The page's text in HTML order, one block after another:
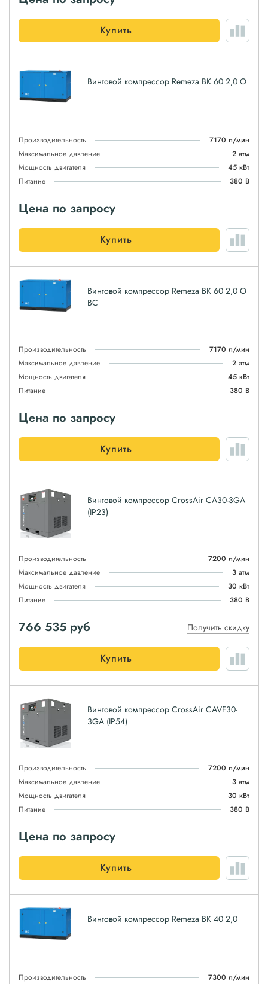
Купить
Винтовой компрессор Remeza ВК 60 2,0 О
Производительность
7170 л/мин
Максимальное давление
2 атм
Мощность двигателя
45 кВт
Питание
380 В
Цена по запросу
Купить
Винтовой компрессор Remeza ВК 60 2,0 О
ВС
Производительность
7170 л/мин
Максимальное давление
2 атм
Мощность двигателя
45 кВт
Питание
380 В
Цена по запросу
Купить
Винтовой компрессор CrossAir CA30-3GA
(IP23)
Производительность
7200 л/мин
Максимальное давление
3 атм
Мощность двигателя
30 кВт
Питание
380 В
766 535 руб Получить скидку
Купить
Винтовой компрессор CrossAir CAVF30-
3GA (IP54)
Производительность
7200 л/мин
Максимальное давление
3 атм
Мощность двигателя
30 кВт
Питание
380 В
Цена по запросу
Купить
Винтовой компрессор Remeza ВК 40 2,0
Производительность
7300 л/мин